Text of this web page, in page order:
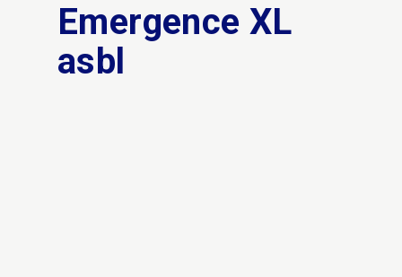
Emergence XL
asbl